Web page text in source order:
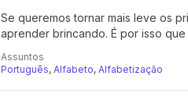
Se queremos tornar mais leve os
aprender brincando. É por isso
Assuntos
Português, Alfabeto, Alfabetização